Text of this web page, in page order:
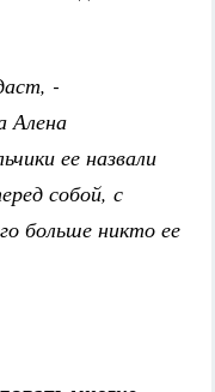
-
Алена
ее назвали
собой, с
больше никто ее